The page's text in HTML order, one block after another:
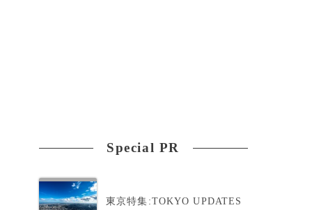
Special PR
東京特集:TOKYO UPDATES